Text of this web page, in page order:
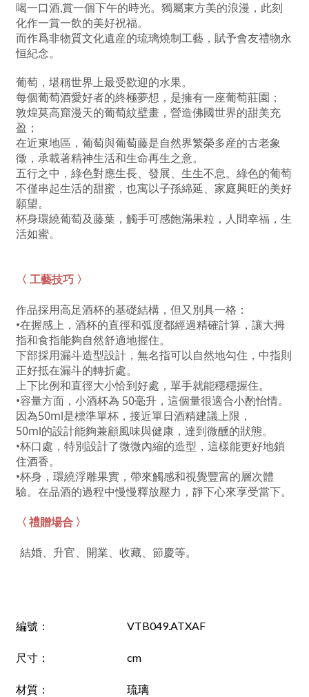
喝一口酒,賞一個下午的時光。獨屬東方美的浪漫，此刻
化作一賞一飲的美好祝福。
而作爲非物質文化遺産的琉璃燒制工藝，賦予會友禮物永
恒紀念。
葡萄，堪稱世界上最受歡迎的水果。
每個葡萄酒愛好者的終極夢想，是擁有一座葡萄莊園；
敦煌莫高窟漫天的葡萄紋壁畫，營造佛國世界的甜美充
盈；
在近東地區，葡萄與葡萄藤是自然界繁榮多産的古老象
徵，承載著精神生活和生命再生之意。
五行之中，綠色對應生長、發展、生生不息。綠色的葡萄
不僅串起生活的甜蜜，也寓以子孫綿延、家庭興旺的美好
願望。
杯身環繞葡萄及藤葉，觸手可感飽滿果粒，人間幸福，生
活如蜜。
〈 工藝技巧 〉
作品採用高足酒杯的基礎結構，但又別具一格：
•在握感上，酒杯的直徑和弧度都經過精確計算，讓大拇
指和食指能夠自然舒適地握住。
下部採用漏斗造型設計，無名指可以自然地勾住，中指則
正好抵在漏斗的轉折處。
上下比例和直徑大小恰到好處，單手就能穩穩握住。
•容量方面，小酒杯為 50毫升，這個量很適合小酌怡情。
因為50ml是標準單杯，接近單日酒精建議上限，
50ml的設計能夠兼顧風味與健康， 達到微醺的狀態。
•杯口處，特別設計了微微內縮的造型，這樣能更好地鎖
住酒香。
•杯身，環繞浮雕果實，帶來觸感和視覺豐富的層次體
驗。在品酒的過程中慢慢釋放壓力，靜下心來享受當下。
〈 禮贈場合 〉
結婚、升官、開業、收藏、節慶等。
編號 ： VTB049.ATXAF
尺寸： cm
材質： 琉璃